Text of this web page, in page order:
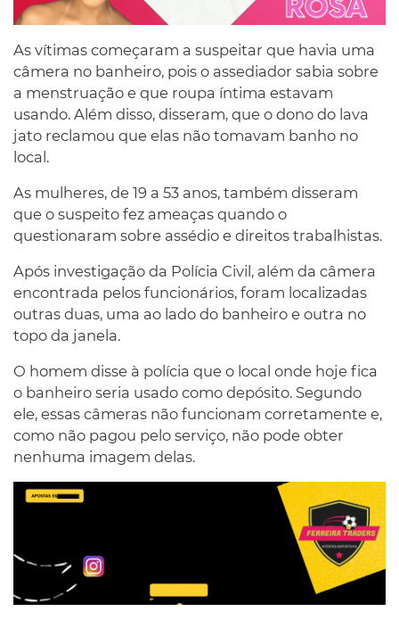
As vítimas começaram a suspeitar que havia uma
câmera no banheiro, pois o assediador sabia sobre
a menstruação e que roupa íntima estavam
usando. Além disso, disseram, que o dono do lava
jato reclamou que elas não tomavam banho no
local.
As mulheres, de 19 a 53 anos, também disseram
que o suspeito fez ameaças quando o
questionaram sobre assédio e direitos trabalhistas.
Após investigação da Polícia Civil, além da câmera
encontrada pelos funcionários, foram localizadas
outras duas, uma ao lado do banheiro e outra no
topo da janela.
O homem disse à polícia que o local onde hoje fica
o banheiro seria usado como depósito. Segundo
ele, essas câmeras não funcionam corretamente e,
como não pagou pelo serviço, não pode obter
nenhuma imagem delas.